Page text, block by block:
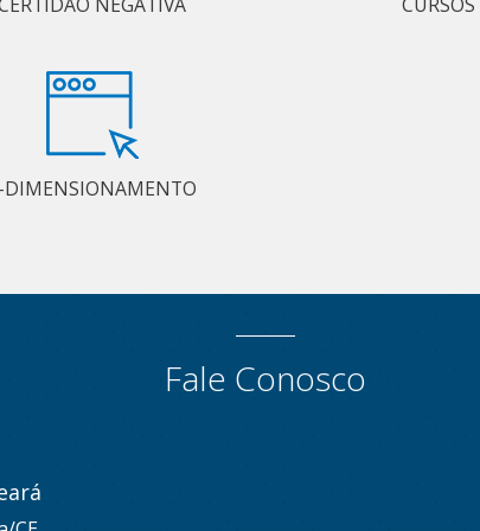
DIMENSIONAMENTO
Fale Conosco